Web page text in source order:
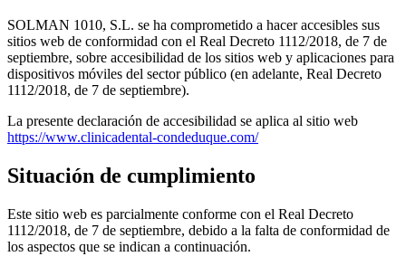
SOLMAN 1010, S.L. se ha comprometido a hacer accesibles sus
sitios web de conformidad con el Real Decreto 1112/2018, de 7 de
septiembre, sobre accesibilidad de los sitios web y aplicaciones para
dispositivos móviles del sector público (en adelante, Real Decreto
1112/2018, de 7 de septiembre).
La presente declaración de accesibilidad se aplica al sitio web
https://www.clinicadental-condeduque.com/
Situación de cumplimiento
Este sitio web es parcialmente conforme con el Real Decreto
1112/2018, de 7 de septiembre, debido a la falta de conformidad de
los aspectos que se indican a continuación.